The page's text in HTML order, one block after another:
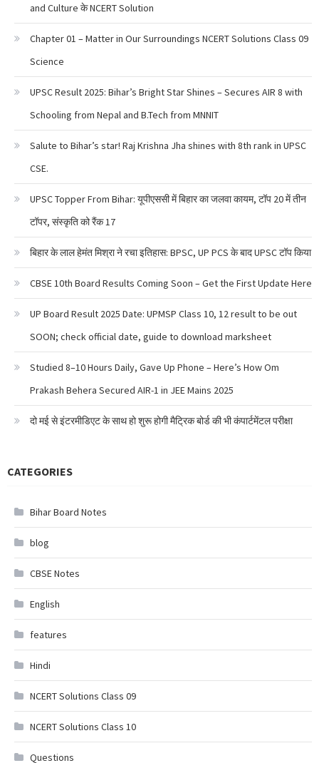
and Culture के NCERT Solution
Chapter 01 – Matter in Our Surroundings NCERT Solutions Class 09
Science
UPSC Result 2025: Bihar’s Bright Star Shines – Secures AIR 8 with
Schooling from Nepal and B.Tech from MNNIT
Salute to Bihar’s star! Raj Krishna Jha shines with 8th rank in UPSC
CSE.
UPSC Topper From Bihar: यूपीएससी में बिहार का जलवा कायम, टॉप 20 में तीन
टॉपर, संस्कृति को रैंक 17
बिहार के लाल हेमंत मिश्रा ने रचा इतिहास: BPSC, UP PCS के बाद UPSC टॉप किया
CBSE 10th Board Results Coming Soon – Get the First Update Here
UP Board Result 2025 Date: UPMSP Class 10, 12 result to be out
SOON; check official date, guide to download marksheet
Studied 8–10 Hours Daily, Gave Up Phone – Here’s How Om
Prakash Behera Secured AIR-1 in JEE Mains 2025
दो मई से इंटरमीडिएट के साथ हो शुरू होगी मैट्रिक बोर्ड की भी कंपार्टमेंटल परीक्षा
CATEGORIES
Bihar Board Notes
blog
CBSE Notes
English
features
Hindi
NCERT Solutions Class 09
NCERT Solutions Class 10
Questions